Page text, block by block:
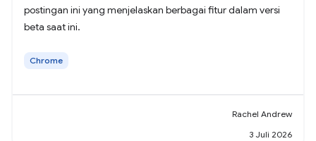
postingan ini yang menjelaskan berbagai fitur dalam versi
beta saat ini.
Chrome
Rachel Andrew
3 Juli 2026